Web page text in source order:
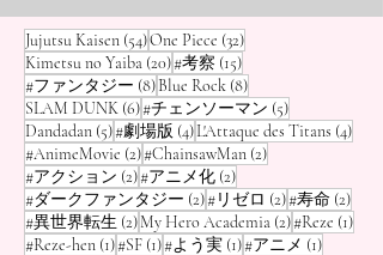
Jujutsu Kaisen (54)54 posts
One Piece (32)32 posts
Kimetsu no Yaiba (20)20 posts
#考察 (15)15 posts
#ファンタジー (8)8 posts
Blue Rock (8)8 posts
SLAM DUNK (6)6 posts
#チェンソーマン (5)5 posts
Dandadan (5)5 posts
#劇場版 (4)4 posts
L'Attaque des Titans (4)4
#AnimeMovie (2)2 posts
#ChainsawMan (2)2 posts
#アクション (2)2 posts
#アニメ化 (2)2 posts
#ダークファンタジー (2)2 posts
#リゼロ (2)2 posts
#寿命 (2)2
#異世界転生 (2)2 posts
My Hero Academia (2)2 posts
#Reze (1)1 post
#Reze-hen (1)1 post
#SF (1)1 post
#よう実 (1)1 post
#アニメ (1)1 post